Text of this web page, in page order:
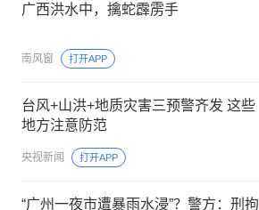
广西洪水中，擒蛇霹雳手
南风窗 打开APP
台风+山洪+地质灾害三预警齐发 这些
地方注意防范
央视新闻 打开APP
“广州一夜市遭暴雨水浸”？警方：刑拘